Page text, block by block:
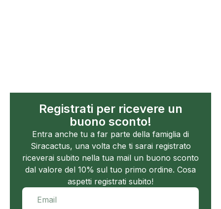
Registrati per ricevere un
buono sconto!
Entra anche tu a far parte della famiglia di
Siracactus, una volta che ti sarai registrato
riceverai subito nella tua mail un buono sconto
dal valore del 10% sul tuo primo ordine. Cosa
aspetti registrati subito!